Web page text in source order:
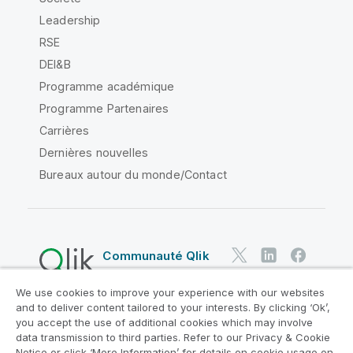
Leadership
RSE
DEI&B
Programme académique
Programme Partenaires
Carrières
Dernières nouvelles
Bureaux autour du monde/Contact
Communauté Qlik
Contrats juridiques
Conditions d'utilisation des produits
Legal Policies
Conditions légales
We use cookies to improve your experience with our websites
and to deliver content tailored to your interests. By clicking ‘Ok’,
you accept the use of additional cookies which may involve
data transmission to third parties. Refer to our Privacy & Cookie